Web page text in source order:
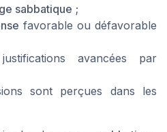
sabbatique ;
favorable ou défavorable
avancées par
sont perçues dans les